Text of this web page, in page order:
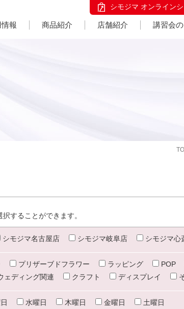
シモジマ オンライン
報 商品紹介 店舗紹介 講習会
することができます。
シモジマ名古屋店 シモジマ岐阜店 シモジマ心
プリザーブドフラワー ラッピング POP
ェディング関連 クラフト ディスプレイ
水曜日 木曜日 金曜日 土曜日